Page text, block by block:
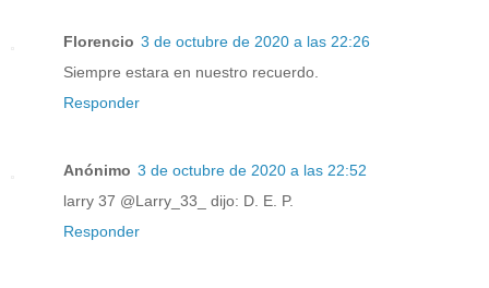
Florencio 3 de octubre de 2020 a las 22:26
Siempre estara en nuestro recuerdo.
Responder
Anónimo 3 de octubre de 2020 a las 22:52
larry 37 @Larry_33_ dijo: D. E. P.
Responder